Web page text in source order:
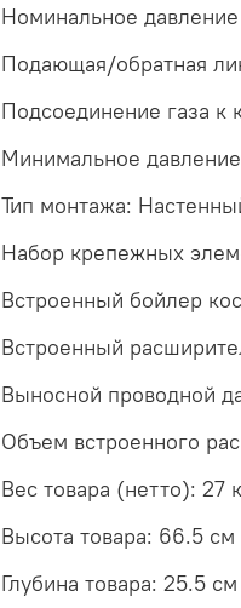
Номинальное
Подающая/обратная
Подсоединение газа к
Минимальное
Тип монтажа:
Набор крепежных
Встроенный бойлер
Встроенный
Выносной проводной
Объем встроенного
Вес товара (нетто): 27
Высота товара: 66.5 см
Глубина товара: 25.5 см